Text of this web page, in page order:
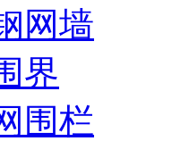
网墙
界
围栏